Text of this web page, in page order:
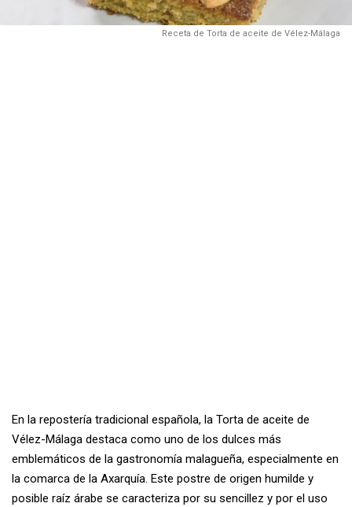
Receta de Torta de aceite de Vélez-Málaga
En la repostería tradicional española, la Torta de aceite de
Vélez-Málaga destaca como uno de los dulces más
emblemáticos de la gastronomía malagueña, especialmente en
la comarca de la Axarquía. Este postre de origen humilde y
posible raíz árabe se caracteriza por su sencillez y por el uso